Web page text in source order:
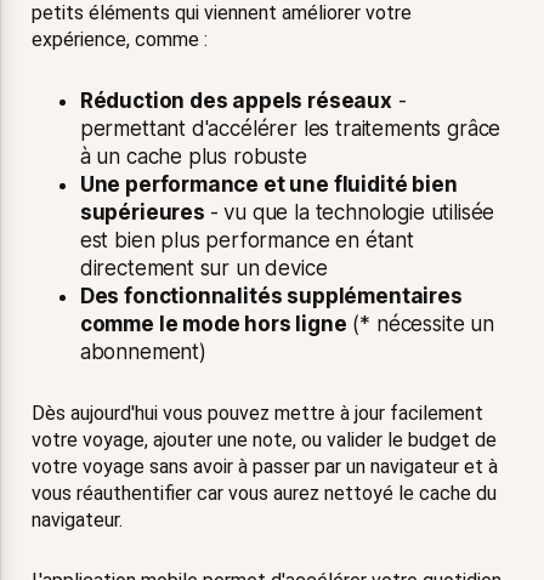
petits éléments qui viennent améliorer votre
expérience, comme :
Réduction des appels réseaux -
permettant d'accélérer les traitements grâce
à un cache plus robuste
Une performance et une fluidité bien
supérieures - vu que la technologie utilisée
est bien plus performance en étant
directement sur un device
Des fonctionnalités supplémentaires
comme le mode hors ligne (* nécessite un
abonnement)
Dès aujourd'hui vous pouvez mettre à jour facilement
votre voyage, ajouter une note, ou valider le budget de
votre voyage sans avoir à passer par un navigateur et à
vous réauthentifier car vous aurez nettoyé le cache du
navigateur.